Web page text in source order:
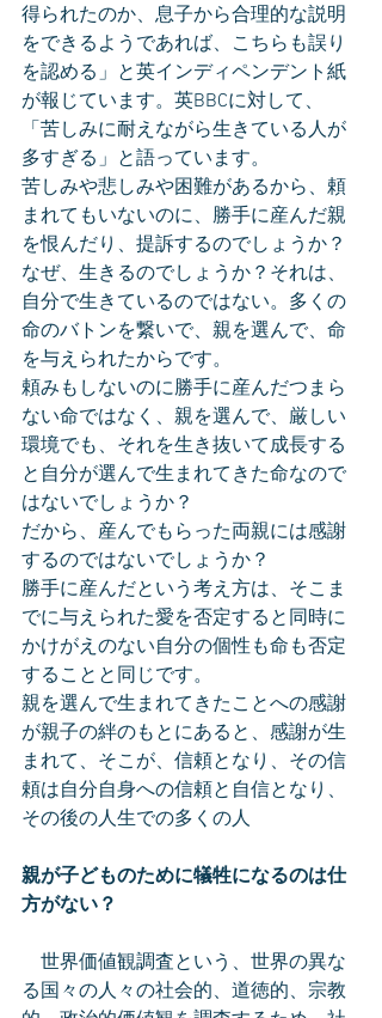
得られたのか、息子から合理的な説明
をできるようであれば、こちらも誤り
を認める」と英インディペンデント紙
が報じています。英BBCに対して、
「苦しみに耐えながら生きている人が
多すぎる」と語っています。
苦しみや悲しみや困難があるから、頼
まれてもいないのに、勝手に産んだ親
を恨んだり、提訴するのでしょうか？
なぜ、生きるのでしょうか？それは、
自分で生きているのではない。多くの
命のバトンを繋いで、親を選んで、命
を与えられたからです。
頼みもしないのに勝手に産んだつまら
ない命ではなく、親を選んで、厳しい
環境でも、それを生き抜いて成長する
と自分が選んで生まれてきた命なので
はないでしょうか？
だから、産んでもらった両親には感謝
するのではないでしょうか？
勝手に産んだという考え方は、そこま
でに与えられた愛を否定すると同時に
かけがえのない自分の個性も命も否定
することと同じです。
親を選んで生まれてきたことへの感謝
が親子の絆のもとにあると、感謝が生
まれて、そこが、信頼となり、その信
頼は自分自身への信頼と自信となり、
その後の人生での多くの人
親が子どものために犠牲になるのは仕
方がない？
世界価値観調査という、世界の異な
る国々の人々の社会的、道徳的、宗教